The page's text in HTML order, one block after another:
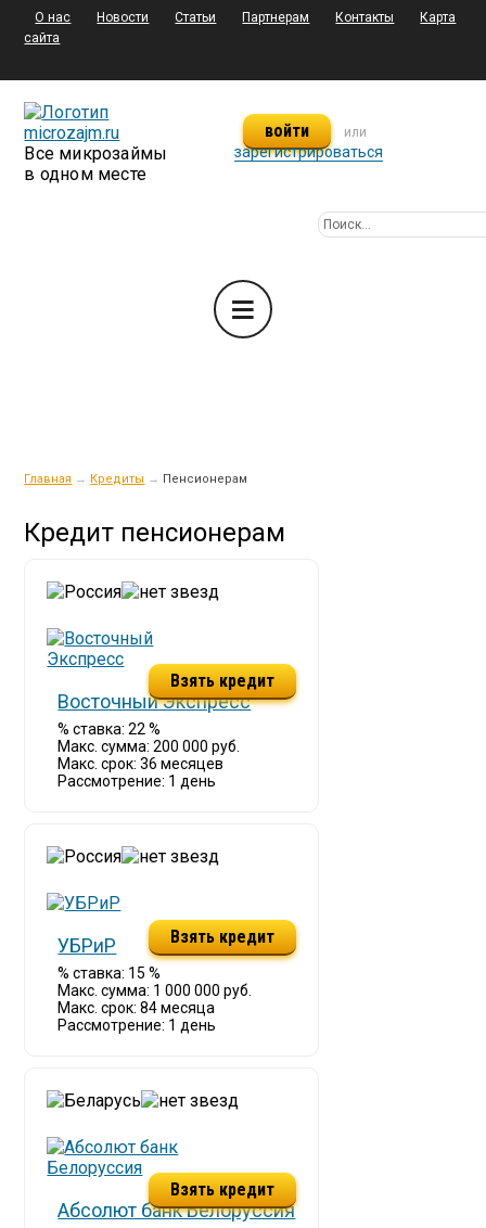
О нас Новости Статьи Партнерам Контакты
Карта
сайта
Все микрозаймы
в одном месте
войти или
зарегистрироваться
Главная → Кредиты → Пенсионерам
Кредит пенсионерам
Восточный Экспресс
% ставка: 22 %
Макс. сумма: 200 000 руб.
Макс. срок: 36 месяцев
Рассмотрение: 1 день
Взять кредит
УБРиР
% ставка: 15 %
Макс. сумма: 1 000 000 руб.
Макс. срок: 84 месяца
Рассмотрение: 1 день
Взять кредит
Абсолют банк Белоруссия
Взять кредит